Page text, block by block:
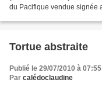
du Pacifique vendue signée
Tortue abstraite
Publié le 29/07/2010 à 07:55
Par calédoclaudine